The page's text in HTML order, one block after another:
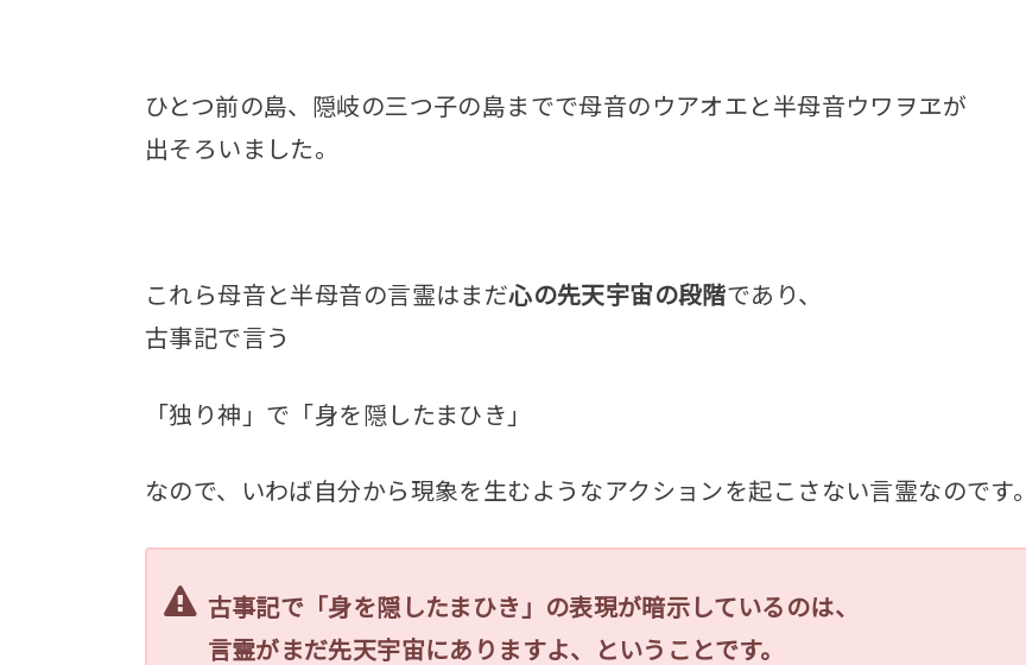
ひとつ前の島、隠岐の三つ子の島までで母音のウアオエと半母音ウワヲヱが
出そろいました。
これら母音と半母音の言霊はまだ心の先天宇宙の段階であり、
古事記で言う
「独り神」で「身を隠したまひき」
なので、いわば自分から現象を生むようなアクションを起こさない言霊なのです。
古事記で「身を隠したまひき」の表現が暗示しているのは、
言霊がまだ先天宇宙にありますよ、ということです。